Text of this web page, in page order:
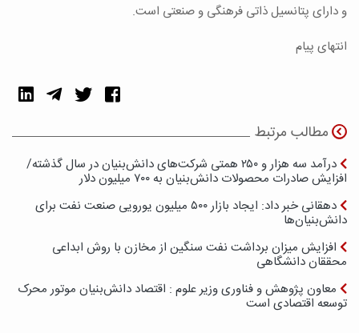
و دارای پتانسیل ذاتی فرهنگی و صنعتی است.
انتهای پیام
مطالب مرتبط
درآمد سه هزار و ۲۵۰ همتی شرکت‌های دانش‌بنیان در سال گذشته/
افزایش صادرات محصولات دانش‌بنیان به ۷۰۰ میلیون دلار
دهقانی خبر داد: ایجاد بازار ۵۰۰ میلیون یورویی صنعت نفت برای
دانش‌بنیان‌ها
افزایش میزان برداشت نفت سنگین از مخازن با روش ابداعی
محققان دانشگاهی
معاون پژوهش و فناوری وزیر علوم : اقتصاد دانش‌بنیان موتور محرک
توسعه اقتصادی است